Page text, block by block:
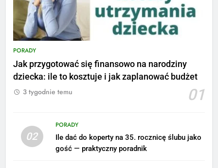
PORADY
Jak przygotować się finansowo na narodziny
dziecka: ile to kosztuje i jak zaplanować budżet
01
3 tygodnie temu
02
PORADY
Ile dać do koperty na 35. rocznicę ślubu jako
gość — praktyczny poradnik